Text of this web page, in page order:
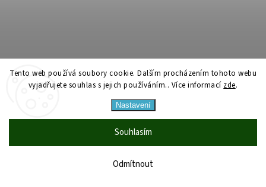
Tento web používá soubory cookie. Dalším procházením tohoto webu
vyjadřujete souhlas s jejich používáním.. Více informací zde.
Nastavení
Odmítnout
Souhlasím